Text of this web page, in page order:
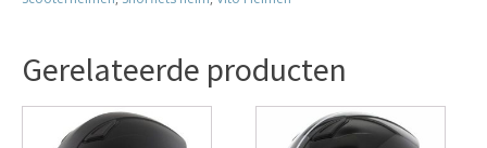
Gerelateerde producten